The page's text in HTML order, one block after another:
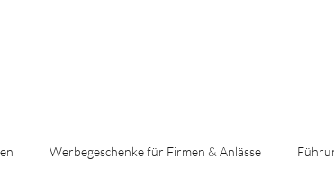
Werbegeschenke für Firmen & Anlässe